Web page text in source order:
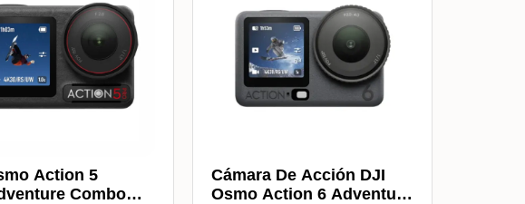
Action 5
Combo
Cámara De Acción DJI
Osmo Action 6 Adventure